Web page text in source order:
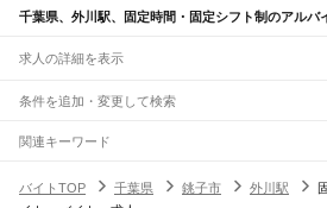
千葉県、外川駅、固定時間・固定シフト制のアルバ
求人の詳細を表示
条件を追加・変更して検索
市区町村を追加・変更
千葉県すべて
駅を追加・変更
関連キーワード
バイトTOP
千葉県 銚子市 外川駅